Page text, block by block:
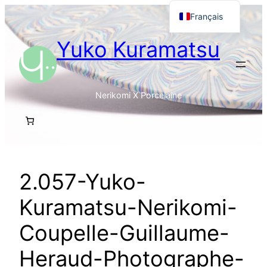
Aller
au
contenu
Yuko Kuramatsu
Nerikomi X Porcelaine
2.057-Yuko-
Kuramatsu-Nerikomi-
Coupelle-Guillaume-
Heraud-Photographe-
Français
English
日本語